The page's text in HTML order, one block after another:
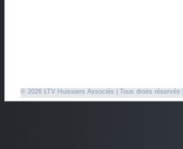
© 2026 LTV Huissiers Associés | Tous droits réservés |